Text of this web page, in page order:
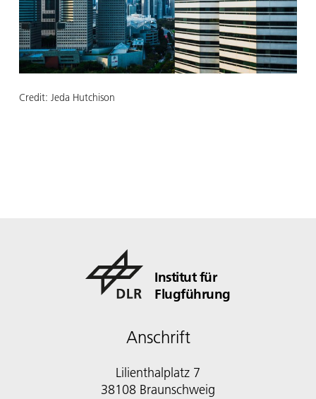
Credit: Jeda Hutchison
Institut für
Flugführung
Anschrift
Lilienthalplatz 7
38108 Braunschweig